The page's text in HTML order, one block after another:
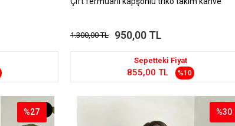
1.300,00 TL 950,00 TL
Sepetteki Fiyat
855,00 TL %10
%27
%27 %30
%30